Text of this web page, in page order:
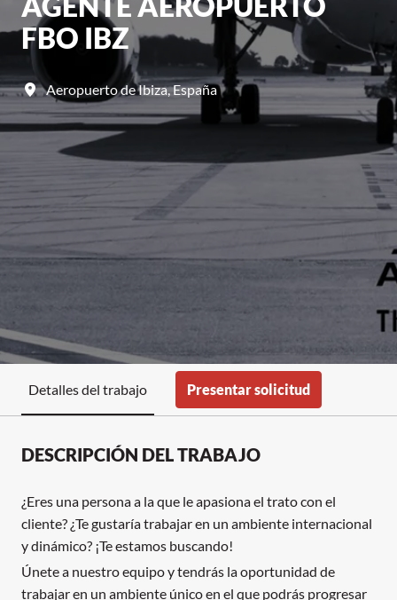
FBO IBZ
Aeropuerto de Ibiza,España
Detalles del trabajo Presentar solicitud
DESCRIPCIÓN DEL TRABAJO
¿Eres una persona a la que le apasiona el trato con el
cliente? ¿Te gustaría trabajar en un ambiente internacional
y dinámico? ¡Te estamos buscando!
Únete a nuestro equipo y tendrás la oportunidad de
trabajar en un ambiente único en el que podrás progresar